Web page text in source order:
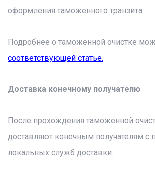
оформления таможенного транзита.
Подробнее о таможенной очистке
соответствующей статье.
Доставка конечному получателю
После прохождения таможенной
доставляют конечным получателям
локальных служб доставки.